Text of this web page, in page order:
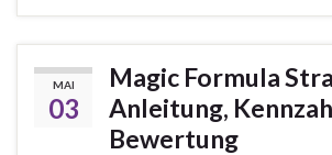
MAI
03
Magic Formula
Anleitung,
Bewertung